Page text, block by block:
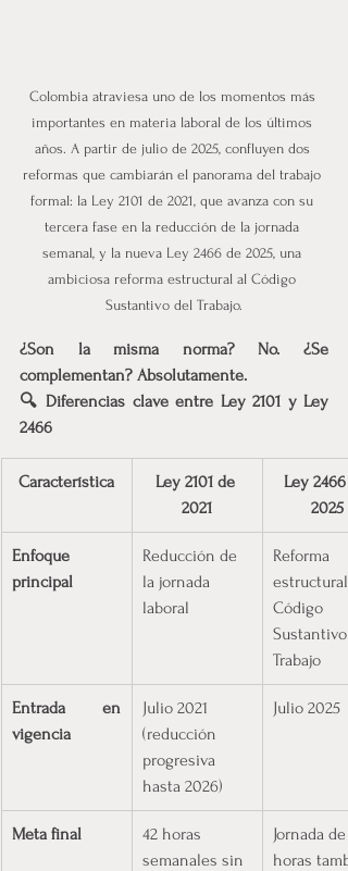
Colombia atraviesa uno de los momentos más
importantes en materia laboral de los últimos
años. A partir de julio de 2025, confluyen dos
reformas que cambiarán el panorama del trabajo
formal: la Ley 2101 de 2021, que avanza con su
tercera fase en la reducción de la jornada
semanal, y la nueva Ley 2466 de 2025, una
ambiciosa reforma estructural al Código
Sustantivo del Trabajo.
¿Son la misma norma? No. ¿Se
complementan? Absolutamente.
🔍 Diferencias clave entre Ley 2101 y Ley
2466
Característica
Ley 2101 de
2021
Ley 2466
2025
Enfoque
principal
Reducción de
la jornada
laboral
Reforma
estructural
Código
Sustantivo
Trabajo
Entrada en
vigencia
Julio 2021
(reducción
progresiva
hasta 2026)
Julio 2025
Meta final
42 horas
semanales sin
Jornada de
horas